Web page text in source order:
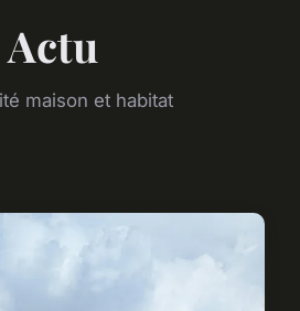
Actu
maison et habitat